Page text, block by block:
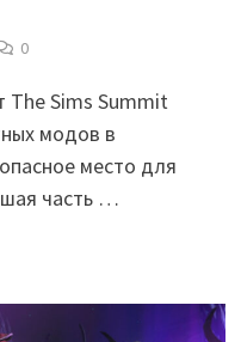
0
Sims Summit
модов в
место для
часть …